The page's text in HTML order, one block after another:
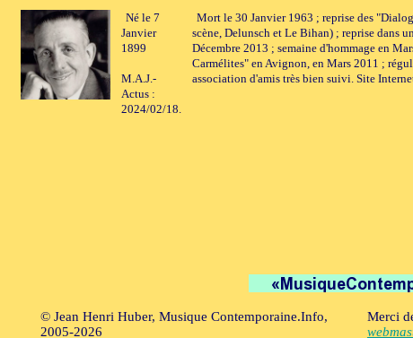
Né le 7
Janvier
1899
M.A.J.-
Actus :
2024/02/18.
Mort le 30 Janvier 1963 ; reprise des
scène, Delunsch et Le Bihan) ; reprise dans
Décembre 2013 ; semaine d'hommage en
Carmélites" en Avignon, en Mars 2011 ;
association d'amis très bien suivi. Site
© Jean Henri Huber, Musique Contemporaine.Info,
2005-2026
Merci